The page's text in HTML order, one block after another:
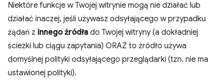
Niektóre funkcje w Twojej witrynie mogą nie działać lub
działać inaczej, jeśli używasz odsyłającego w przypadku
żądań z innego źródła do Twojej witryny (a dokładniej
ścieżki lub ciągu zapytania) ORAZ to źródło używa
domyślnej polityki odsyłającego przeglądarki (tzn. nie ma
ustawionej polityki).